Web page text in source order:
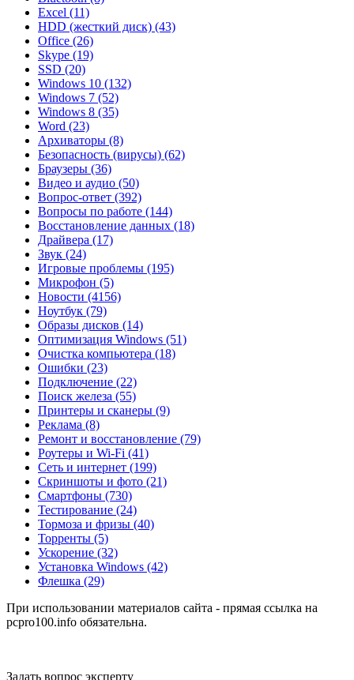
Excel (11)
HDD (жесткий диск) (43)
Office (26)
Skype (19)
SSD (20)
Windows 10 (132)
Windows 7 (52)
Windows 8 (35)
Word (23)
Архиваторы (8)
Безопасность (вирусы) (62)
Браузеры (36)
Видео и аудио (50)
Вопрос-ответ (392)
Вопросы по работе (144)
Восстановление данных (18)
Драйвера (17)
Звук (24)
Игровые проблемы (195)
Микрофон (5)
Новости (4156)
Ноутбук (79)
Образы дисков (14)
Оптимизация Windows (51)
Очистка компьютера (18)
Ошибки (23)
Подключение (22)
Поиск железа (55)
Принтеры и сканеры (9)
Реклама (8)
Ремонт и восстановление (79)
Роутеры и Wi-Fi (41)
Сеть и интернет (199)
Скриншоты и фото (21)
Смартфоны (730)
Тестирование (24)
Тормоза и фризы (40)
Торренты (5)
Ускорение (32)
Установка Windows (42)
Флешка (29)
При использовании материалов сайта - прямая ссылка на
pcpro100.info обязательна.
Задать вопрос эксперту